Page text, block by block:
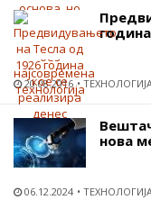
20.08.2016
нова
06.12.2024